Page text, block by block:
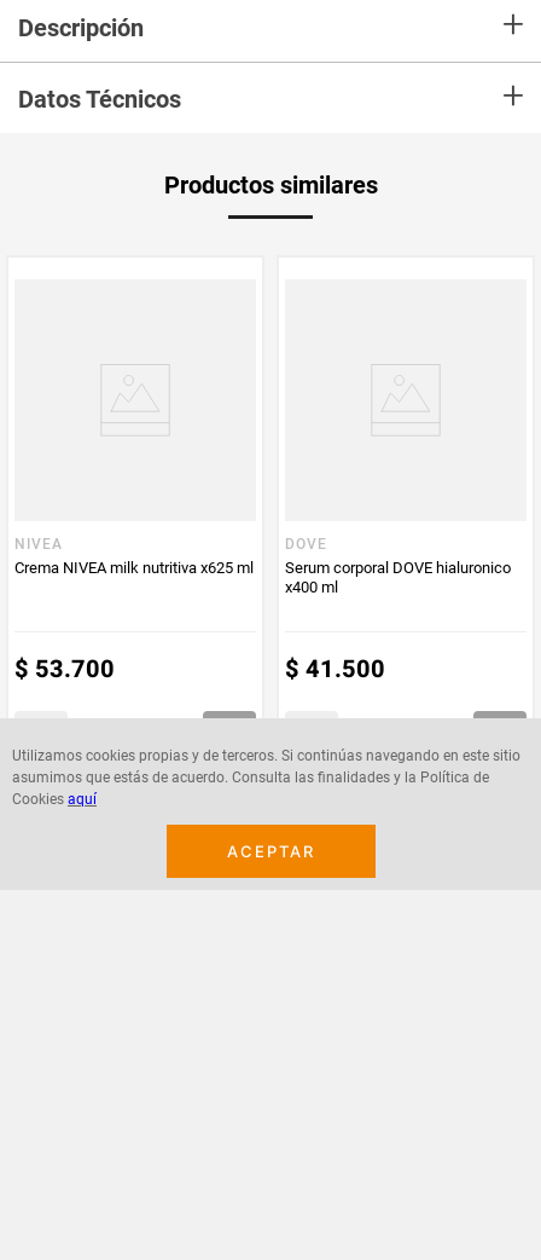
Utilizamos cookies propias y de terceros. Si continúas navegando en este sitio
asumimos que estás de acuerdo. Consulta las finalidades y la Política de
Cookies aquí
ACEPTAR
Descripción +
Datos Técnicos +
PUM - Unidad
de Medida
Productos similares
NIVEA
Crema NIVEA milk nutritiva x625 ml
$ 53.700
DOVE
Serum corporal DOVE hialuronico
x400 ml
$ 41.500